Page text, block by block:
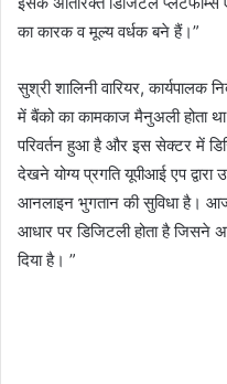
का कारक व मूल्य वर्धक बने हैं।”
सुश्री शालिनी वारियर,
में बैंको का कामकाज मैनुअली होता
परिवर्तन हुआ है और इस सेक्टर में
देखने योग्य प्रगति यूपीआई एप
आनलाइन भुगतान की सुविधा है।
आधार पर डिजिटली होता है जिसने
दिया है। ”